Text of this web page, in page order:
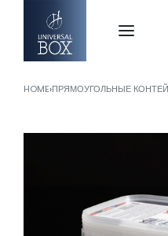
HOME›ПРЯМОУГОЛЬНЫЕ